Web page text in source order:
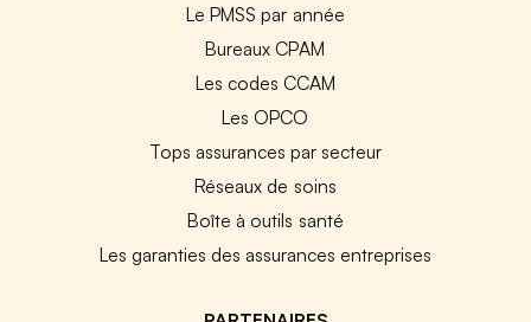
Le PMSS par année
Bureaux CPAM
Les codes CCAM
Les OPCO
Tops assurances par secteur
Réseaux de soins
Boîte à outils santé
Les garanties des assurances entreprises